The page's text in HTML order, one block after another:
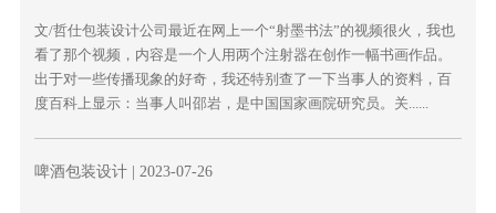
文/哲仕包装设计公司最近在网上一个“射墨书法”的视频很火，我也
看了那个视频，内容是一个人用两个注射器在创作一幅书画作品。
出于对一些传播现象的好奇，我还特别查了一下当事人的资料，百
度百科上显示：当事人叫邵岩，是中国国家画院研究员。关......
啤酒包装设计| 2023-07-26